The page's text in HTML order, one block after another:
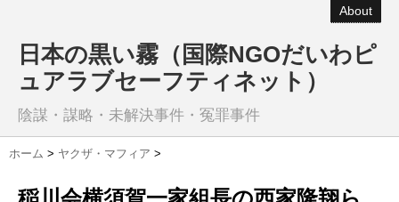
About
日本の黒い霧（国際NGOだいわピ
ュアラブセーフティネット）
陰謀・謀略・未解決事件・冤罪事件
ホーム > ヤクザ・マフィア >